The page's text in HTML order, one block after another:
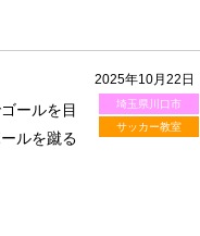
2025年10月22日
埼玉県川口市
サッカー教室
ールを目
ルを蹴る